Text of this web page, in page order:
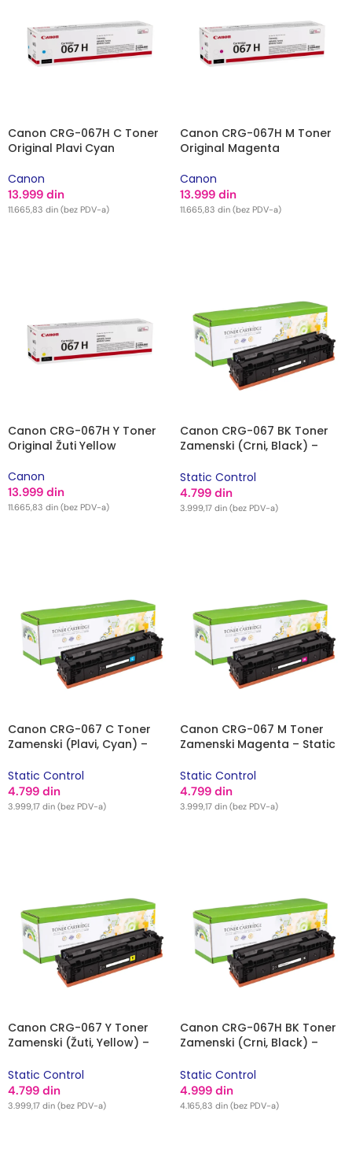
Canon CRG-067H C Toner
Original Plavi Cyan
Canon
13.999 din
11.665,83 din (bez PDV-a)
Canon CRG-067H M Toner
Original Magenta
Canon
13.999 din
11.665,83 din (bez PDV-a)
Canon CRG-067H Y Toner
Original Žuti Yellow
Canon
13.999 din
11.665,83 din (bez PDV-a)
Canon CRG-067 BK Toner
Zamenski (Crni, Black) –
Static Control
4.799 din
3.999,17 din (bez PDV-a)
Canon CRG-067 C Toner
Zamenski (Plavi, Cyan) –
Static Control
4.799 din
3.999,17 din (bez PDV-a)
Canon CRG-067 M Toner
Zamenski Magenta – Static
Static Control
4.799 din
3.999,17 din (bez PDV-a)
Canon CRG-067 Y Toner
Zamenski (Žuti, Yellow) –
Static Control
4.799 din
3.999,17 din (bez PDV-a)
Canon CRG-067H BK Toner
Zamenski (Crni, Black) –
Static Control
4.999 din
4.165,83 din (bez PDV-a)